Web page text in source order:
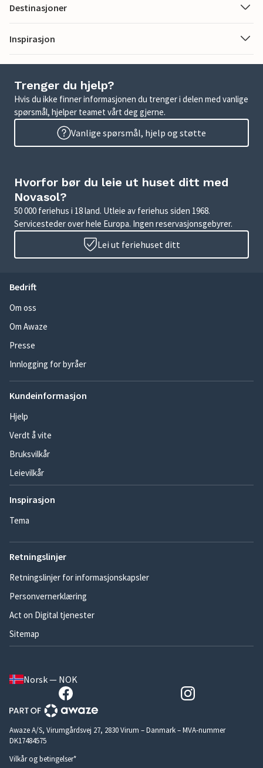
Destinasjoner
Inspirasjon
Trenger du hjelp?
Hvis du ikke finner informasjonen du trenger i delen med vanlige
spørsmål, hjelper teamet vårt deg gjerne.
Vanlige spørsmål, hjelp og støtte
Hvorfor bør du leie ut huset ditt med
Novasol?
50 000 feriehus i 18 land. Utleie av feriehus siden 1968.
Servicesteder over hele Europa. Ingen reservasjonsgebyrer.
Lei ut feriehuset ditt
Bedrift
Om oss
Om Awaze
Presse
Innlogging for byråer
Kundeinformasjon
Hjelp
Verdt å vite
Bruksvilkår
Leievilkår
Inspirasjon
Tema
Retningslinjer
Retningslinjer for informasjonskapsler
Personvernerklæring
Act on Digital tjenester
Sitemap
Norsk — NOK
Awaze A/S, Virumgårdsvej 27, 2830 Virum – Danmark – MVA-nummer
DK17484575
Vilkår og betingelser*